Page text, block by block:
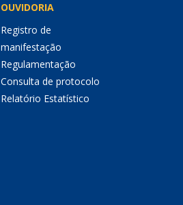
OUVIDORIA
Registro de
manifestação
Regulamentação
Consulta de protocolo
Relatório Estatístico